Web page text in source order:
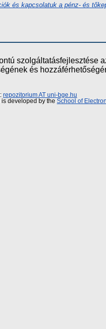
és kapcsolatuk a pénz- és
szolgáltatásfejlesztése
és
repozitorium AT uni-bge.hu
is developed by the School of